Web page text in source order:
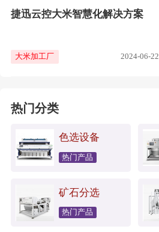
捷迅云控大米智慧化解决方案
大米加工厂 2024-06-22
热门分类
色选设备
热门产品
矿石分选
热门产品